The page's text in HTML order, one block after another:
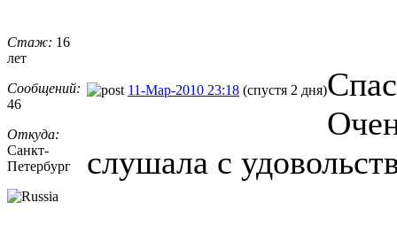
Стаж: 16
лет
Сообщений:
46
Откуда:
Санкт-
Петерб​ург
11-Мар-2010 23:18 (спустя 2 дня)
слушала с